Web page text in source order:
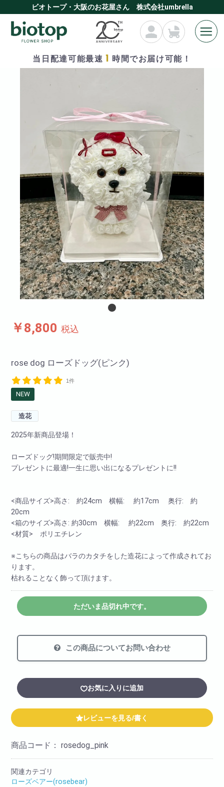
ビオトープ・大阪のお花屋さん 株式会社umbrella
当日配達可能最速 1 時間でお届け可能！
￥8,800 税込
rose dog ローズドッグ(ピンク)
1件
NEW
造花
2025年新商品登場！
ローズドッグ!期間限定で販売中!
プレゼントに最適!一生に思い出になるプレゼントに!!
<商品サイズ>高さ: 約24cm 横幅: 約17cm 奥行: 約
20cm
<箱のサイズ>高さ: 約30cm 横幅: 約22cm 奥行: 約22cm
<材質> ポリエチレン
※こちらの商品はバラのカタチをした造花によって作成されてお
ります。
枯れることなく飾って頂けます。
ただいま品切れ中です。
この商品についてお問い合わせ
お気に入りに追加
レビューを見る/書く
商品コード：rosedog_pink
関連カテゴリ
ローズベアー(rosebear)